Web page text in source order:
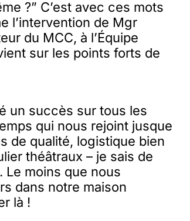
?” C’est avec ces mots
l’intervention de Mgr
du MCC, à l’Équipe
sur les points forts de
un succès sur tous les
qui nous rejoint jusque
de qualité, logistique bien
théâtraux – je sais de
Le moins que nous
dans notre maison
là !